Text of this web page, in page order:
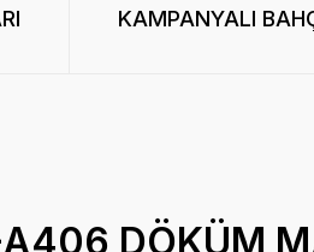
KAMPANYALI
DÖKÜM